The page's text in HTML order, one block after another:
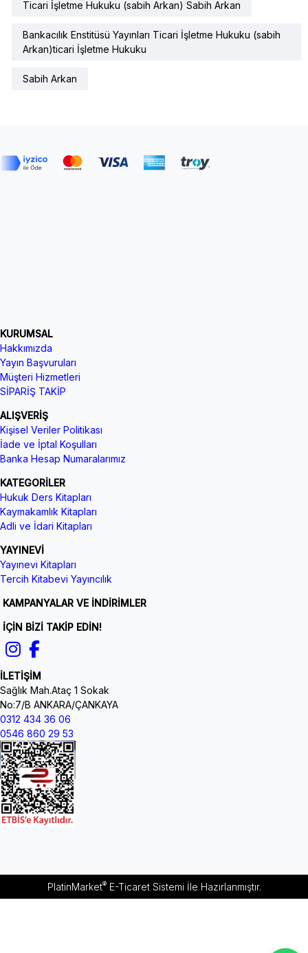
Ticari İşletme Hukuku (sabih Arkan) Sabih Arkan
Bankacılık Enstitüsü Yayınları Ticari İşletme Hukuku (sabih
Arkan)ticari İşletme Hukuku
Sabih Arkan
KURUMSAL
Hakkımızda
Yayın Başvuruları
Müşteri Hizmetleri
SİPARİŞ TAKİP
ALIŞVERİŞ
Kişisel Veriler Politikası
İade ve İptal Koşulları
Banka Hesap Numaralarımız
KATEGORİLER
Hukuk Ders Kitapları
Kaymakamlık Kitapları
Adli ve İdari Kitapları
YAYINEVİ
Yayınevi Kitapları
Tercih Kitabevi Yayıncılık
KAMPANYALAR VE İNDİRİMLER
İÇİN BİZİ TAKİP EDİN!
İLETİŞİM
Sağlık Mah.Ataç 1 Sokak
No:7/B ANKARA/ÇANKAYA
0312 434 36 06
0546 860 29 53
PlatinMarket®E-Ticaret Sistemiİle Hazırlanmıştır.